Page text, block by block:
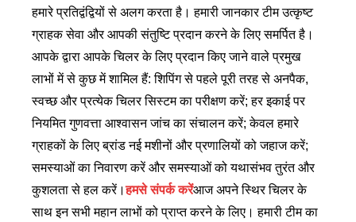
हमारे प्रतिद्वंद्वियों से अलग करता है। हमारी जानकार टीम उत्कृष्ट
ग्राहक सेवा और आपकी संतुष्टि प्रदान करने के लिए समर्पित है।
आपके द्वारा आपके चिलर के लिए प्रदान किए जाने वाले प्रमुख
लाभों में से कुछ में शामिल हैं: शिपिंग से पहले पूरी तरह से अनपैक,
स्वच्छ और प्रत्येक चिलर सिस्टम का परीक्षण करें; हर इकाई पर
नियमित गुणवत्ता आश्वासन जांच का संचालन करें; केवल हमारे
ग्राहकों के लिए ब्रांड नई मशीनों और प्रणालियों को जहाज करें;
समस्याओं का निवारण करें और समस्याओं को यथासंभव तुरंत और
कुशलता से हल करें।हमसे संपर्क करेंआज अपने स्थिर चिलर के
साथ इन सभी महान लाभों को प्राप्त करने के लिए। हमारी टीम का